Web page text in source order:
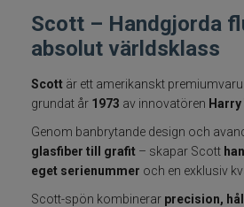
Fiskeset
Fiskedrag
Fiskelinor
Småplock
Tillbehör
Scott – Handgjorda
absolut världsklass
Scott är ett amerikanskt
grundat år 1973 av innovatören
Genom banbrytande design och
glasfiber till grafit – skapar Scott
eget serienummer och en exklusiv
Scott-spön kombinerar precision,